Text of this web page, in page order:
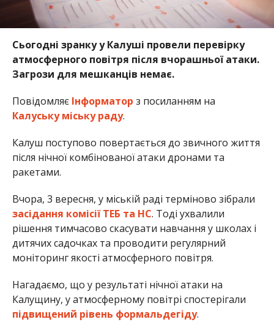
Сьогодні зранку у Калуші провели перевірку
атмосферного повітря після вчорашньої атаки.
Загрози для мешканців немає.
Повідомляє Інформатор з посиланням на
Калуську міську раду.
Калуш поступово повертається до звичного життя
після нічної комбінованої атаки дронами та
ракетами.
Вчора, 3 вересня, у міській раді терміново зібрали
засідання комісії ТЕБ та НС. Тоді ухвалили
рішення тимчасово скасувати навчання у школах і
дитячих садочках та проводити регулярний
моніторинг якості атмосферного повітря.
Нагадаємо, що у результаті нічної атаки на
Калущину, у атмосферному повітрі спостерігали
підвищений рівень формальдегіду.